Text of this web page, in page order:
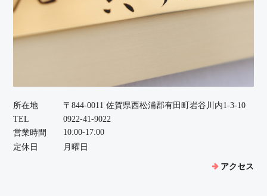
所在地
〒844-0011 佐賀県西松浦郡有田町岩谷川内1-3-10
TEL
0922-41-9022
営業時間
10:00-17:00
定休日
月曜日
アクセス